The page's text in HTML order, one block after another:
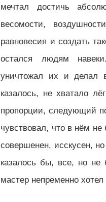
мечтал достичь
весомости,
равновесия и создать
остался людям
уничтожал их и
казалось, не хватало
пропорции, следующий
чувствовал, что в нём
совершенен, исскусен,
казалось бы, все, но не
мастер непременно